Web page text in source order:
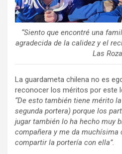
“Siento que encontré una
agradecida de la calidez y el
Las
La guardameta chilena no es
reconocer los méritos por este
“De esto también tiene mérito
segunda portera) porque los
jugar también lo ha hecho muy
compañera y me da muchísima
compartir la portería con ella”.